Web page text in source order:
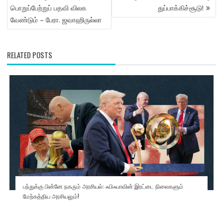
பொறுப்பேற்றுப் பதவி விலக
வேண்டும் – பேரா. ஜவாஹிருல்லா
துப்பாக்கிச்சூடு!
RELATED POSTS
பந்துக்கு பின்னே நகரும் அரசியல்: ஃபிஃபாவின் இரட்டை நிலைகளும்
மேற்கத்திய அரசியலும்!